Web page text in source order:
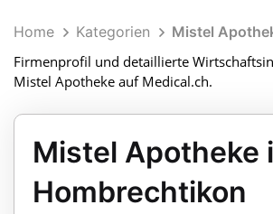
Home Kategorien
Mistel
Firmenprofil und detaillierte
Mistel Apotheke auf Medical.ch.
Mistel Apotheke
Hombrechtikon